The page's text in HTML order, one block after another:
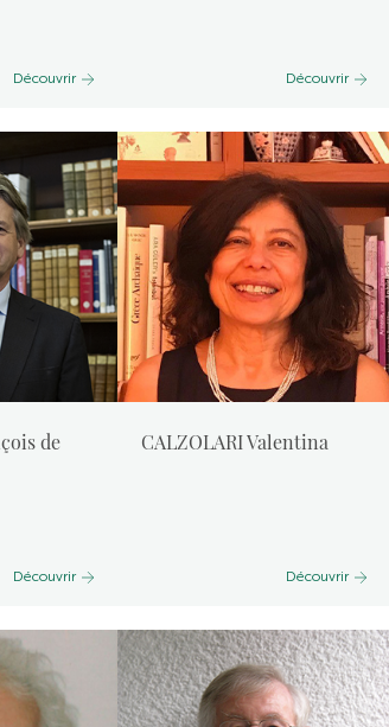
Découvrir Découvrir
de
Découvrir
CALZOLARI Valentina
Découvrir